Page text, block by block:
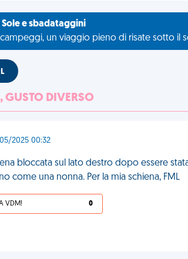
Sole e sbadataggini
un viaggio pieno di risate sotto il
GUSTO DIVERSO
2025 00:32
bloccata sul lato destro dopo essere
come una nonna. Per la mia schiena, FML
VDM! 0